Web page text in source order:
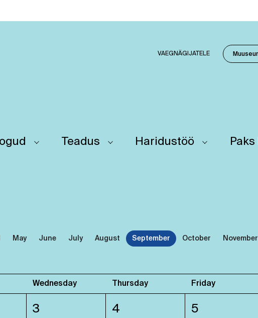
VAEGNÄGIJATELE
Teadus Haridustöö
May June July August September October November
Wednesday Thursday Friday
3 4 5